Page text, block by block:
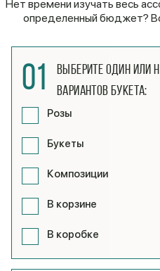
Нет времени изучать весь
определенный бюджет?
01
Выберите один или
вариантов букета:
Розы
Букеты
Композиции
В корзине
В коробке